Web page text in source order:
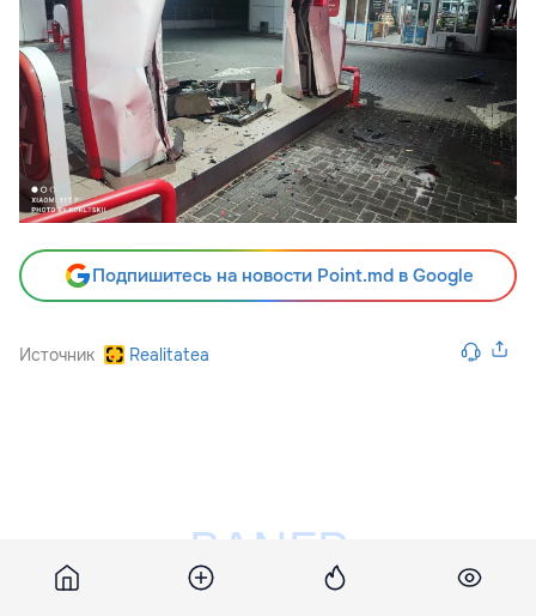
Подпишитесь на новости Point.md в Google
Источник Realitatea